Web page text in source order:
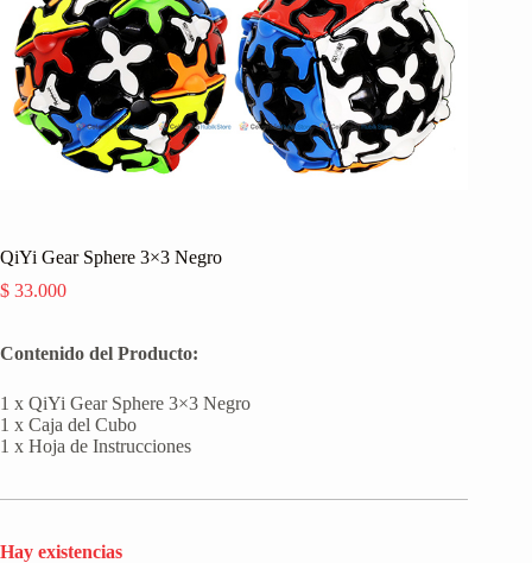
QiYi Gear Sphere 3×3 Negro
$ 33.000
Contenido del Producto:
1 x QiYi Gear Sphere 3×3 Negro
1 x Caja del Cubo
1 x Hoja de Instrucciones
Hay existencias